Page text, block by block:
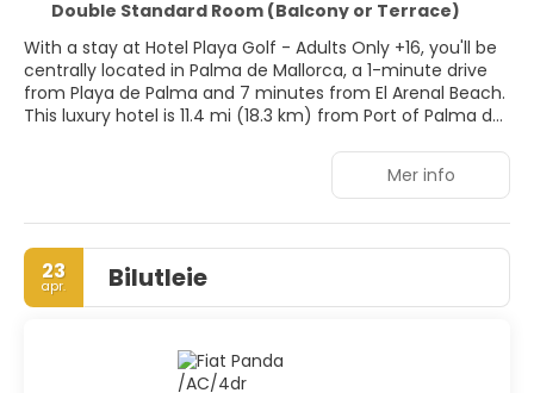
Double Standard Room (Balcony or Terrace)
With a stay at Hotel Playa Golf - Adults Only +16, you'll be
centrally located in Palma de Mallorca, a 1-minute drive
from Playa de Palma and 7 minutes from El Arenal Beach.
This luxury hotel is 11.4 mi (18.3 km) from Port of Palma de
Pamper yourself with a visit to the spa, which offers
massages. If you're looking for recreational opportunities,
you'll find outdoor tennis courts, a health club, and an
outdoor pool. This hotel also features complimentary
wireless internet access, concierge services, and gift
shops/newsstands.
featuring minibars and LCD televisions. Rooms have
private furnished balconies. Complimentary wireless
Mer info
23
apr. Bilutleie